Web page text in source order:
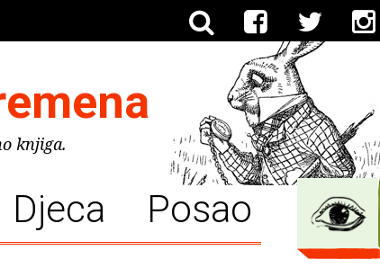
knjiga.
Djeca Posao